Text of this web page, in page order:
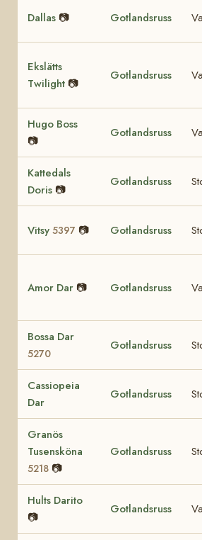
Dallas 📷 Gotlandsruss
Ekslätts
Twilight 📷
Gotlandsruss
Hugo Boss
📷
Gotlandsruss
Kattedals
Doris 📷
Gotlandsruss
Vitsy 5397 📷 Gotlandsruss
Amor Dar 📷 Gotlandsruss
Bossa Dar
5270
Gotlandsruss
Cassiopeia
Dar
Gotlandsruss
Granös
Tusensköna
5218 📷
Gotlandsruss
Hults Darito
📷
Gotlandsruss